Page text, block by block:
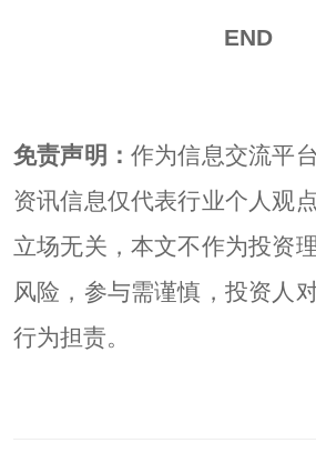
END
免责声明：作为信息交流平
资讯信息仅代表行业个人观
立场无关，本文不作为投资
风险，参与需谨慎，投资人
行为担责。